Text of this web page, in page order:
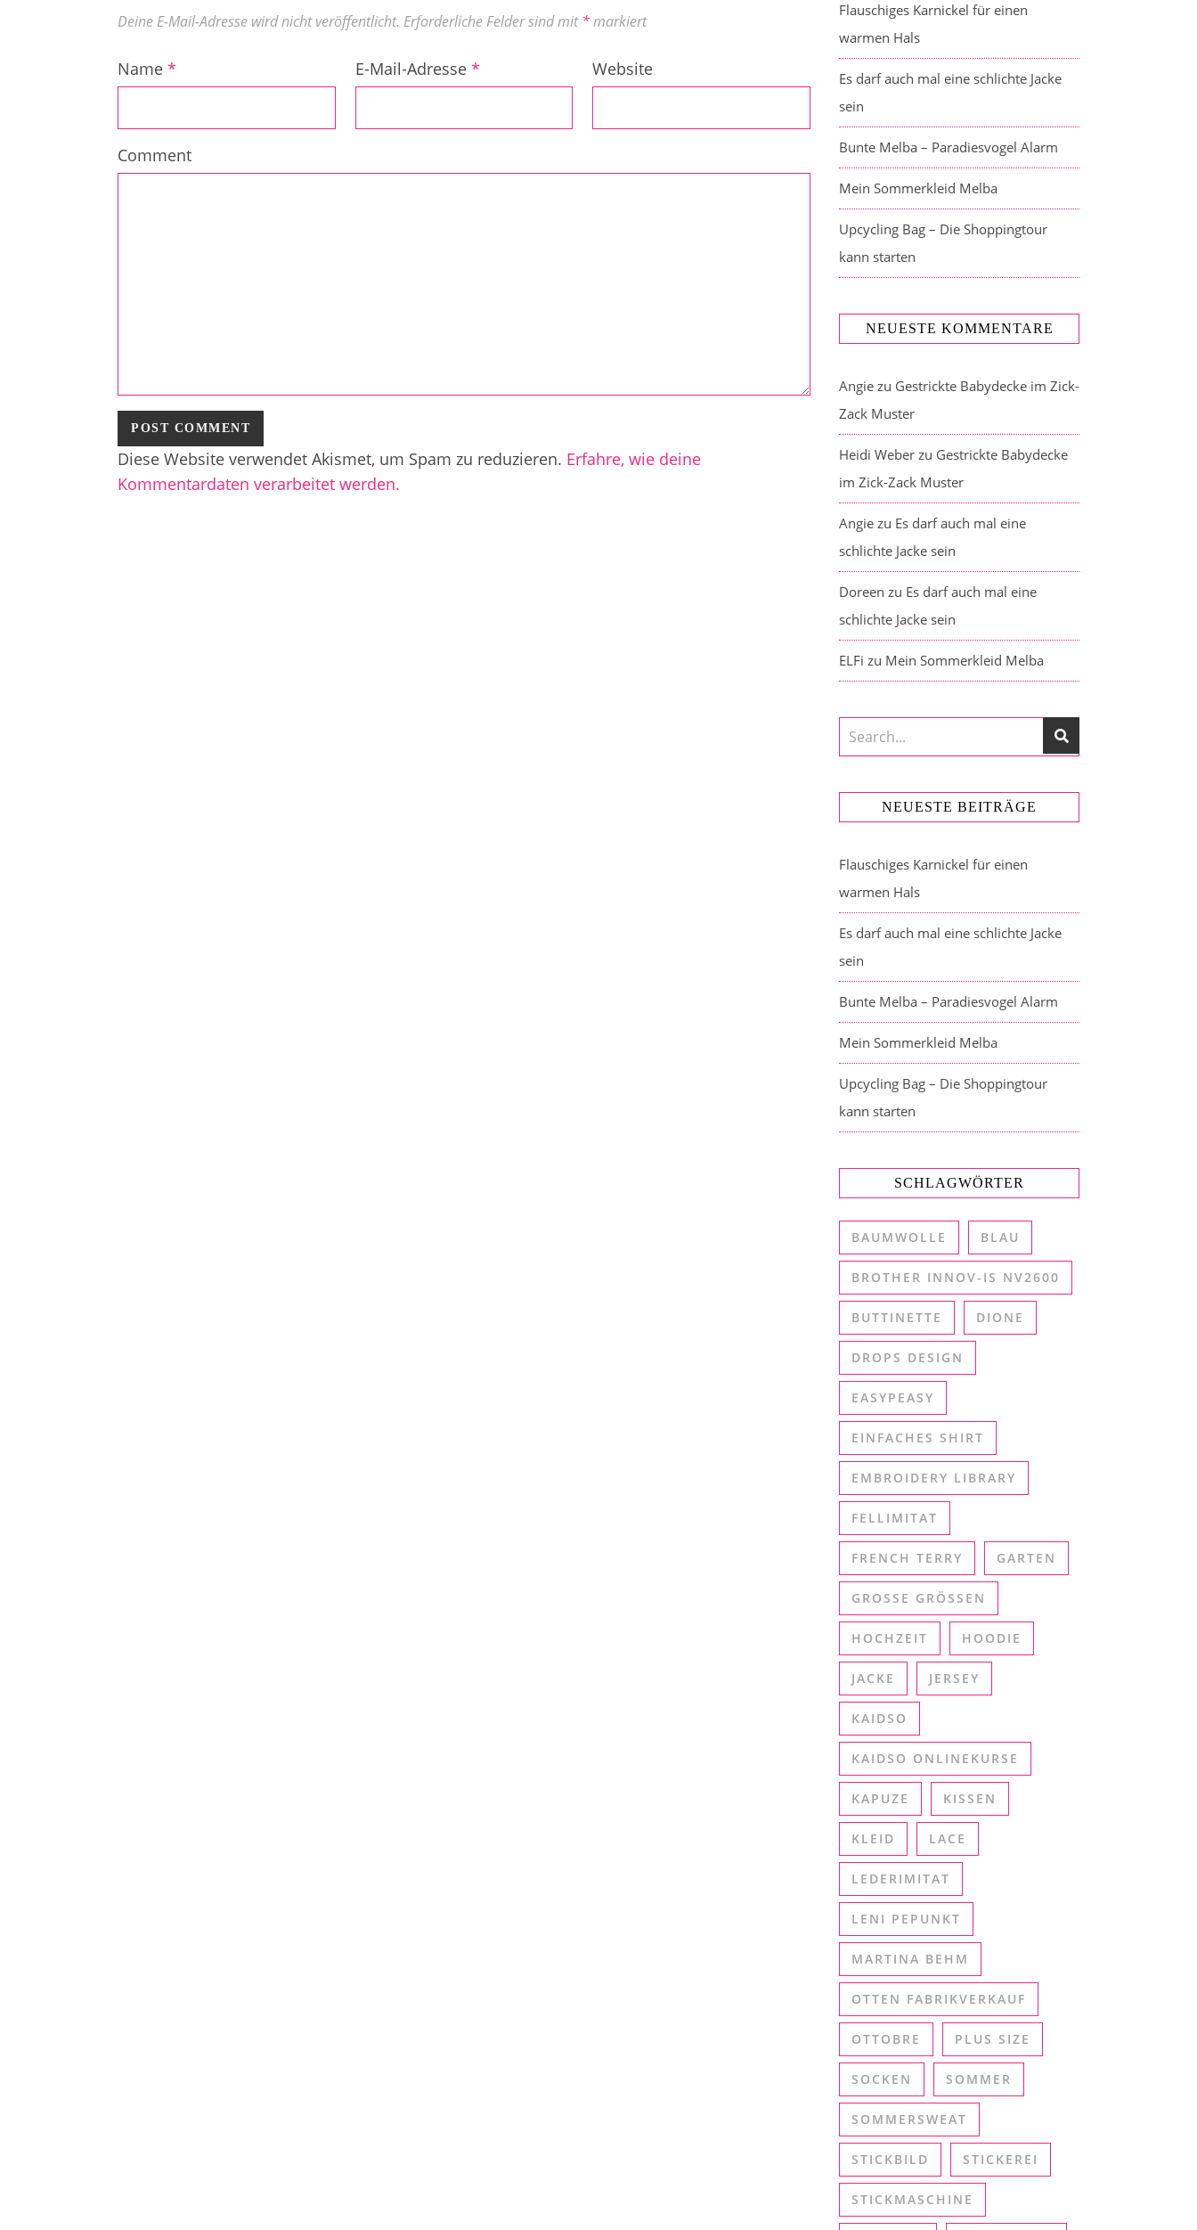
Deine E-Mail-Adresse wird nicht veröffentlicht. Erforderliche Felder sind mit*markiert
Name * E-Mail-Adresse * Website
Comment
Diese Website verwendet Akismet, um Spam zu reduzieren. Erfahre, wie deine
Kommentardaten verarbeitet werden.
Flauschiges Karnickel für einen
warmen Hals
Es darf auch mal eine schlichte Jacke
sein
Bunte Melba – Paradiesvogel Alarm
Mein Sommerkleid Melba
Upcycling Bag – Die Shoppingtour
kann starten
NEUESTE KOMMENTARE
Angie zu Gestrickte Babydecke im Zick-
Zack Muster
Heidi Weber zu Gestrickte Babydecke
im Zick-Zack Muster
Angie zu Es darf auch mal eine
schlichte Jacke sein
Doreen zu Es darf auch mal eine
schlichte Jacke sein
ELFi zu Mein Sommerkleid Melba
NEUESTE BEITRÄGE
Flauschiges Karnickel für einen
warmen Hals
Es darf auch mal eine schlichte Jacke
sein
Bunte Melba – Paradiesvogel Alarm
Mein Sommerkleid Melba
Upcycling Bag – Die Shoppingtour
kann starten
SCHLAGWÖRTER
BAUMWOLLE BLAU
BROTHER INNOV-IS NV2600
BUTTINETTE DIONE
DROPS DESIGN
EASYPEASY
EINFACHES SHIRT
EMBROIDERY LIBRARY
FELLIMITAT
FRENCH TERRY GARTEN
GROSSE GRÖSSEN
HOCHZEIT HOODIE
JACKE JERSEY
KAIDSO
KAIDSO ONLINEKURSE
KAPUZE KISSEN
KLEID LACE
LEDERIMITAT
LENI PEPUNKT
MARTINA BEHM
OTTEN FABRIKVERKAUF
OTTOBRE PLUS SIZE
SOCKEN SOMMER
SOMMERSWEAT
STICKBILD STICKEREI
STICKMASCHINE